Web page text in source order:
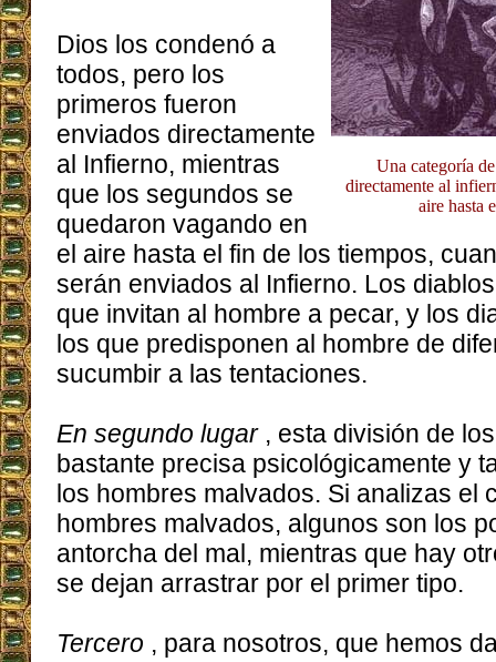
Una categoría
directamente al
aire hasta
Dios los condenó a
todos, pero los
primeros fueron
enviados directamente
al Infierno, mientras
que los segundos se
quedaron vagando en
el aire hasta el fin de los tiempos,
serán enviados al Infierno. Los
que invitan al hombre a pecar, y los
los que predisponen al hombre de
sucumbir a las tentaciones.
En segundo lugar , esta división de
bastante precisa psicológicamente y
los hombres malvados. Si analizas el
hombres malvados, algunos son los
antorcha del mal, mientras que hay
se dejan arrastrar por el primer tipo.
Tercero , para nosotros, que hemos